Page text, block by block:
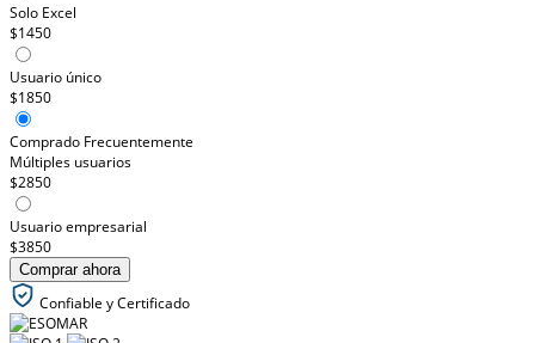
Solo Excel
$1450
Usuario único
$1850
Comprado Frecuentemente
Múltiples usuarios
$2850
Usuario empresarial
$3850
Comprar ahora
Confiable y Certificado